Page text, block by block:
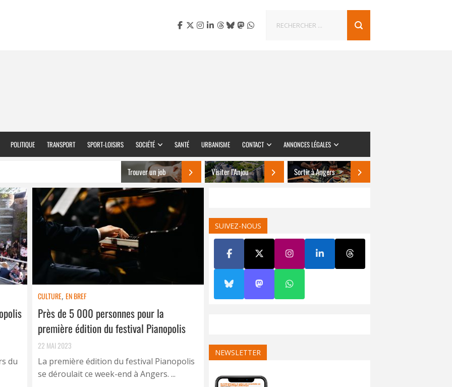
POLITIQUE TRANSPORT SPORT-LOISIRS SOCIÉTÉ SANTÉ URBANISME CONTACT ANNONCES LÉGALES
Trouver un job Visiter l’Anjou Sortir à Angers
du
CULTURE, EN BREF
Près de 5 000 personnes pour la
première édition du festival Pianopolis
22 MAI 2023
La première édition du festival Pianopolis
se déroulait ce week-end à Angers. ...
SUIVEZ-NOUS
NEWSLETTER